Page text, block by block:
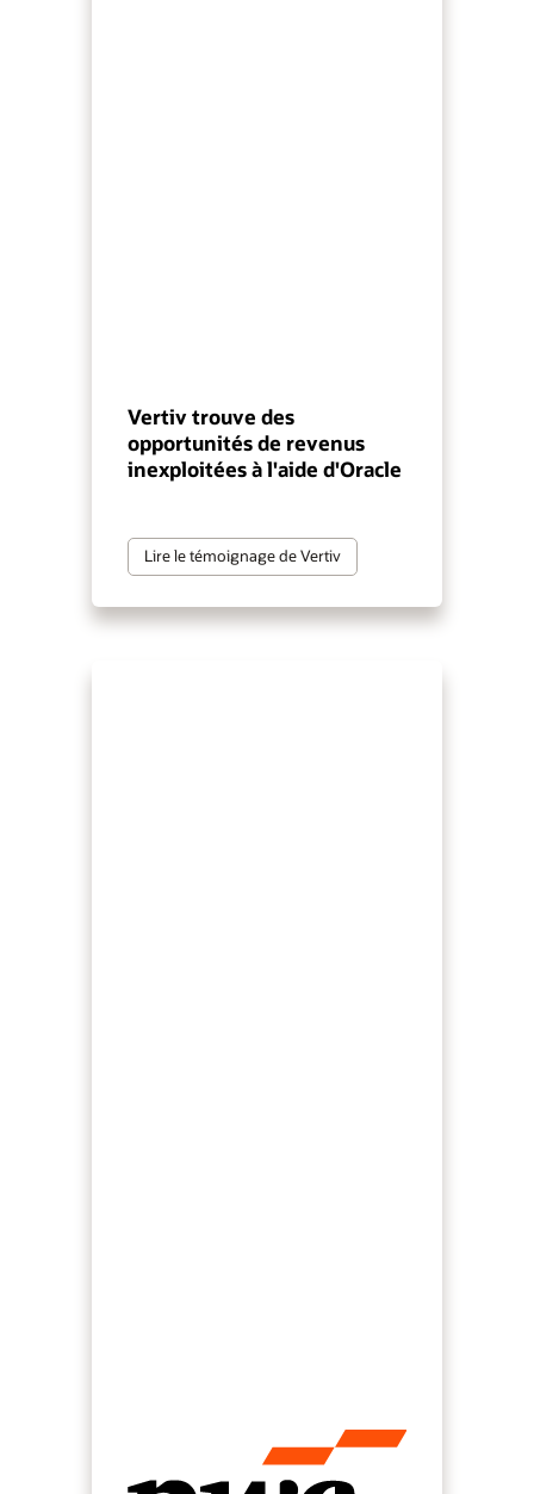
Vertiv trouve des
opportunités de revenus
inexploitées à l'aide d'Oracle
Lire le témoignage de Vertiv